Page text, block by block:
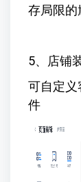
存局限的
5、店铺
可自定义
件